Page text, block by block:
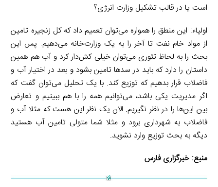
است یا در قالب تشکیل وزارت انرژی؟
اولیاء: این منطق را همواره می‌توان تعمیم داد که کل زنجیره تامین
از مواد خام نفت تا آخر را به یک وزارت‌خانه می‌دهیم. پس این
بحث را به لحاظ تئوری می‌توان خیلی کش‌دار کرد و آب هم همین
داستان را دارد که باید در سدها تامین بشود و بعد در اختیار آب و
فاضلاب قرار بدهیم که توزیع کند. با یک تحلیل می‌توان گفت که
اگر مدیریت یکی باشد، می‌توانیم همه را با هم ببینیم و تعارض
بین این‌ها را در نظر نگیریم. الان یک نظر این هست که مثلا آب و
فاضلاب به شهرداری برود و مثلا شما متولی تامین آب هستید
دیگه به بحث توزیع وارد نشوید.
منبع: خبرگزاری فارس